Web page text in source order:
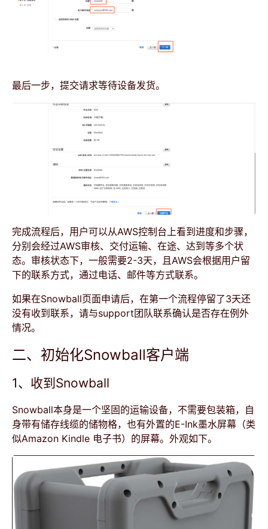
最后一步，提交请求等待设备发货。
完成流程后，用户可以从AWS控制台上看到进度和步骤，
分别会经过AWS审核、交付运输、在途、达到等多个状
态。审核状态下，一般需要2-3天，且AWS会根据用户留
下的联系方式，通过电话、邮件等方式联系。
如果在Snowball页面申请后，在第一个流程停留了3天还
没有收到联系，请与support团队联系确认是否存在例外
情况。
二、初始化Snowball客户端
1、收到Snowball
Snowball本身是一个坚固的运输设备，不需要包装箱，自
身带有储存线缆的储物格，也有外置的E-Ink墨水屏幕（类
似Amazon Kindle 电子书）的屏幕。外观如下。